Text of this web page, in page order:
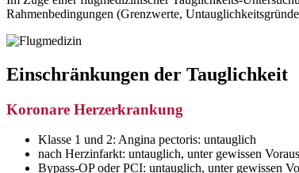
Rahmenbedingungen (Grenzwerte,
Einschränkungen der Tauglichkeit
Koronare Herzerkrankung
Klasse 1 und 2: Angina pectoris: untauglich
nach Herzinfarkt: untauglich, unter gewissen
Bypass-OP oder PCI: untauglich, unter gewissen